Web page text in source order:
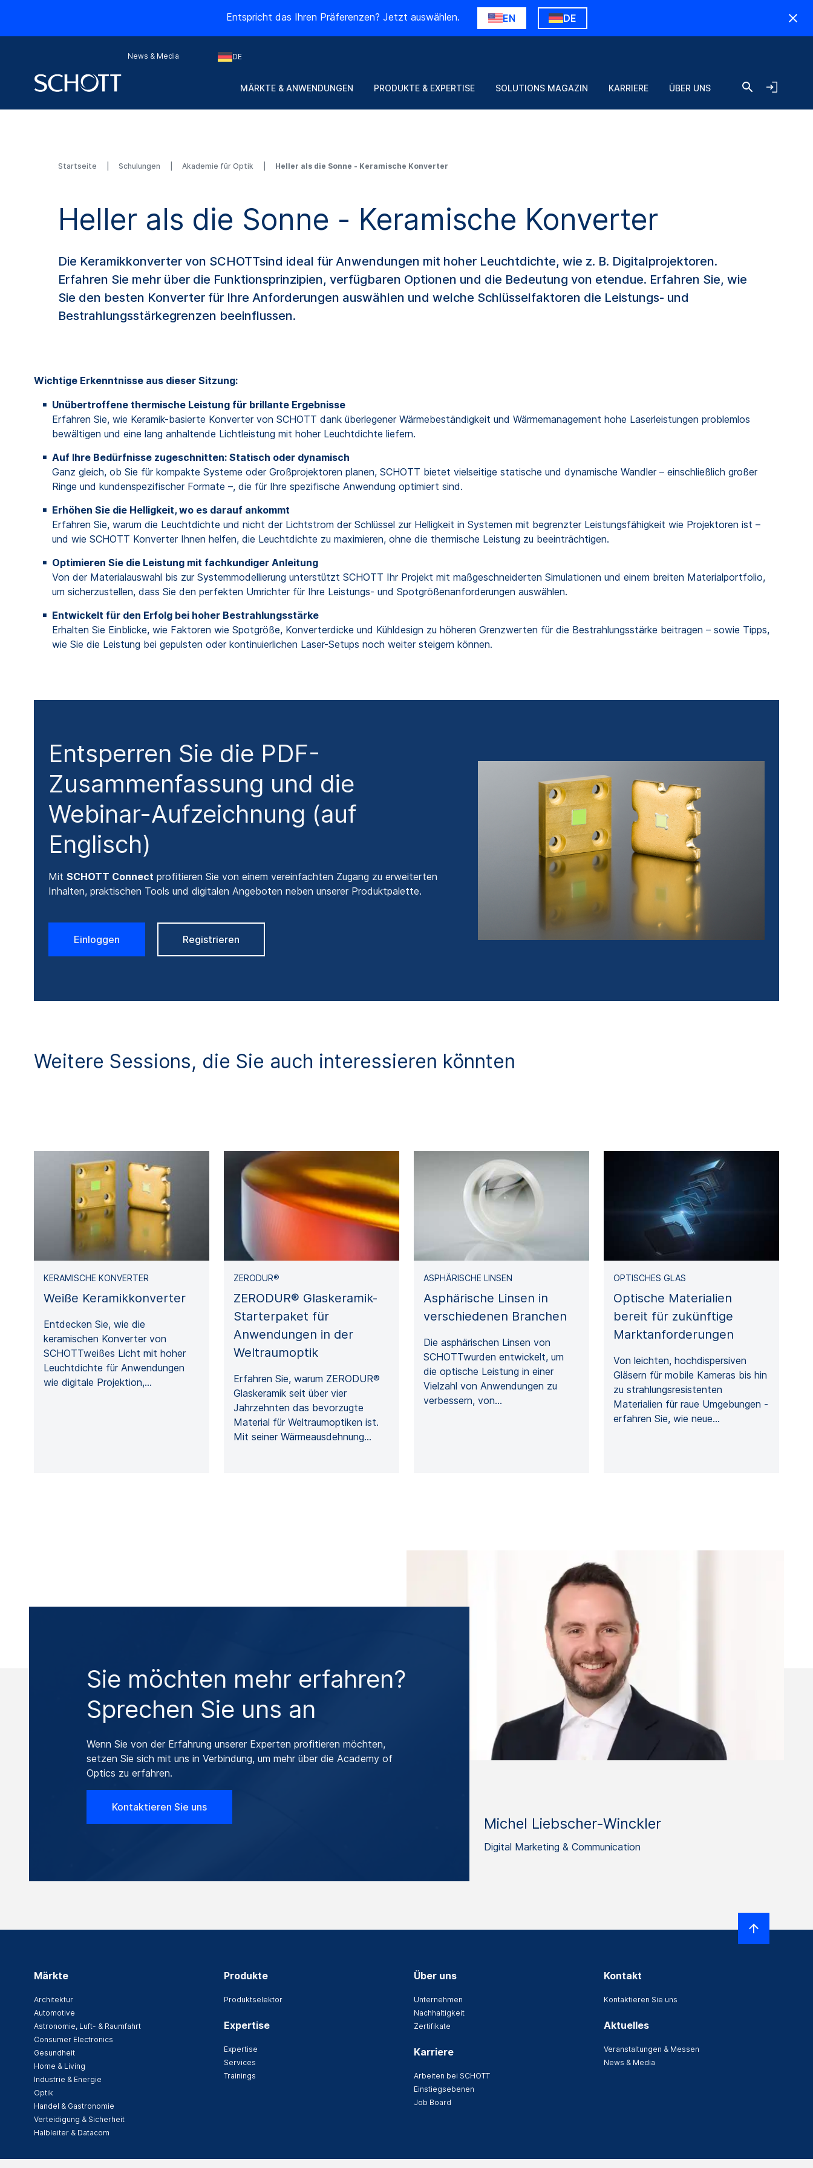
Entspricht das Ihren Präferenzen? Jetzt auswählen. EN DE
News & Media DE
MÄRKTE & ANWENDUNGEN PRODUKTE & EXPERTISE SOLUTIONS MAGAZIN KARRIERE ÜBER UNS
Startseite Schulungen Akademie für Optik Heller als die Sonne - Keramische Konverter
Heller als die Sonne - Keramische Konverter
Die Keramikkonverter von SCHOTTsind ideal für Anwendungen mit hoher Leuchtdichte, wie z. B. Digitalprojektoren.
Erfahren Sie mehr über die Funktionsprinzipien, verfügbaren Optionen und die Bedeutung von etendue. Erfahren Sie, wie
Sie den besten Konverter für Ihre Anforderungen auswählen und welche Schlüsselfaktoren die Leistungs- und
Bestrahlungsstärkegrenzen beeinflussen.
Wichtige Erkenntnisse aus dieser Sitzung:
Unübertroffene thermische Leistung für brillante Ergebnisse
Erfahren Sie, wie Keramik-basierte Konverter von SCHOTT dank überlegener Wärmebeständigkeit und Wärmemanagement hohe Laserleistungen problemlos
bewältigen und eine lang anhaltende Lichtleistung mit hoher Leuchtdichte liefern.
Auf Ihre Bedürfnisse zugeschnitten: Statisch oder dynamisch
Ganz gleich, ob Sie für kompakte Systeme oder Großprojektoren planen, SCHOTT bietet vielseitige statische und dynamische Wandler – einschließlich großer
Ringe und kundenspezifischer Formate –, die für Ihre spezifische Anwendung optimiert sind.
Erhöhen Sie die Helligkeit, wo es darauf ankommt
Erfahren Sie, warum die Leuchtdichte und nicht der Lichtstrom der Schlüssel zur Helligkeit in Systemen mit begrenzter Leistungsfähigkeit wie Projektoren ist –
und wie SCHOTT Konverter Ihnen helfen, die Leuchtdichte zu maximieren, ohne die thermische Leistung zu beeinträchtigen.
Optimieren Sie die Leistung mit fachkundiger Anleitung
Von der Materialauswahl bis zur Systemmodellierung unterstützt SCHOTT Ihr Projekt mit maßgeschneiderten Simulationen und einem breiten Materialportfolio,
um sicherzustellen, dass Sie den perfekten Umrichter für Ihre Leistungs- und Spotgrößenanforderungen auswählen.
Entwickelt für den Erfolg bei hoher Bestrahlungsstärke
Erhalten Sie Einblicke, wie Faktoren wie Spotgröße, Konverterdicke und Kühldesign zu höheren Grenzwerten für die Bestrahlungsstärke beitragen – sowie Tipps,
wie Sie die Leistung bei gepulsten oder kontinuierlichen Laser-Setups noch weiter steigern können.
Entsperren Sie die PDF-
Zusammenfassung und die
Webinar-Aufzeichnung (auf
Englisch)
Mit SCHOTT Connect profitieren Sie von einem vereinfachten Zugang zu erweiterten
Inhalten, praktischen Tools und digitalen Angeboten neben unserer Produktpalette.
Einloggen Registrieren
Weitere Sessions, die Sie auch interessieren könnten
KERAMISCHE KONVERTER
Weiße Keramikkonverter
Entdecken Sie, wie die
keramischen Konverter von
SCHOTTweißes Licht mit hoher
Leuchtdichte für Anwendungen
wie digitale Projektion,…
ZERODUR®
ZERODUR® Glaskeramik-
Starterpaket für
Anwendungen in der
Weltraumoptik
Erfahren Sie, warum ZERODUR®
Glaskeramik seit über vier
Jahrzehnten das bevorzugte
Material für Weltraumoptiken ist.
Mit seiner Wärmeausdehnung…
ASPHÄRISCHE LINSEN
Asphärische Linsen in
verschiedenen Branchen
Die asphärischen Linsen von
SCHOTTwurden entwickelt, um
die optische Leistung in einer
Vielzahl von Anwendungen zu
verbessern, von…
OPTISCHES GLAS
Optische Materialien
bereit für zukünftige
Marktanforderungen
Von leichten, hochdispersiven
Gläsern für mobile Kameras bis hin
zu strahlungsresistenten
Materialien für raue Umgebungen -
erfahren Sie, wie neue…
Sie möchten mehr erfahren?
Sprechen Sie uns an
Wenn Sie von der Erfahrung unserer Experten profitieren möchten,
setzen Sie sich mit uns in Verbindung, um mehr über die Academy of
Optics zu erfahren.
Kontaktieren Sie uns
Michel Liebscher-Winckler
Digital Marketing & Communication
Märkte
Architektur
Automotive
Astronomie, Luft- & Raumfahrt
Consumer Electronics
Gesundheit
Home & Living
Industrie & Energie
Optik
Handel & Gastronomie
Verteidigung & Sicherheit
Halbleiter & Datacom
Produkte
Produktselektor
Expertise
Expertise
Services
Trainings
Über uns
Unternehmen
Nachhaltigkeit
Zertifikate
Karriere
Arbeiten bei SCHOTT
Einstiegsebenen
Job Board
Kontakt
Kontaktieren Sie uns
Aktuelles
Veranstaltungen & Messen
News & Media